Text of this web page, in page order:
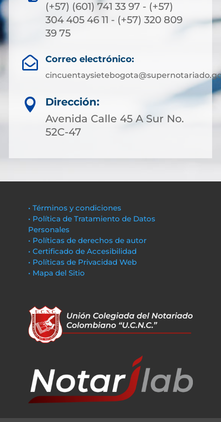
(+57) (601) 741 33 97 - (+57)
304 405 46 11 - (+57) 320 809
39 75
 Correo electrónico:

Dirección:
Avenida Calle 45 A Sur No.
52C-47
• Términos y condiciones
• Política de Tratamiento de Datos
Personales
• Políticas de derechos de autor
• Certificado de Accesibilidad
• Políticas de Privacidad Web
• Mapa del Sitio